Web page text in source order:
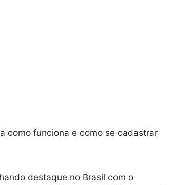
como funciona e como se cadastrar
destaque no Brasil com o